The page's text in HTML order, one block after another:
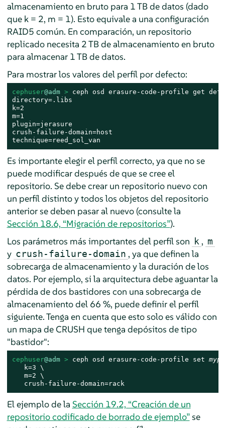
almacenamiento en bruto para 1 TB de datos (dado
que k = 2, m = 1). Esto equivale a una configuración
RAID5 común. En comparación, un repositorio
replicado necesita 2 TB de almacenamiento en bruto
para almacenar 1 TB de datos.
Para mostrar los valores del perfil por defecto:
cephuser@adm > ceph osd erasure-code-profile get
directory=.libs
k=2
m=1
plugin=jerasure
crush-failure-domain=host
technique=reed_sol_van
Es importante elegir el perfil correcto, ya que no se
puede modificar después de que se cree el
repositorio. Se debe crear un repositorio nuevo con
un perfil distinto y todos los objetos del repositorio
anterior se deben pasar al nuevo (consulte la
Sección 18.6, “Migración de repositorios”).
Los parámetros más importantes del perfil son k , m
y crush-failure-domain , ya que definen la
sobrecarga de almacenamiento y la duración de los
datos. Por ejemplo, si la arquitectura debe aguantar la
pérdida de dos bastidores con una sobrecarga de
almacenamiento del 66 %, puede definir el perfil
siguiente. Tenga en cuenta que esto solo es válido con
un mapa de CRUSH que tenga depósitos de tipo
"bastidor":
cephuser@adm > ceph osd erasure-code-profile set
   k=3 \
   m=2 \
   crush-failure-domain=rack
El ejemplo de la Sección 19.2, “Creación de un
repositorio codificado de borrado de ejemplo”se